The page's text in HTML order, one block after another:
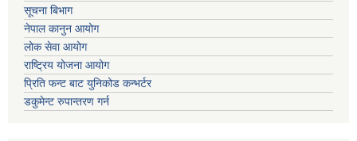
सूचना बिभाग
नेपाल कानुन आयोग
लोक सेवा आयोग
राष्ट्रिय योजना आयोग
प्रिति फन्ट बाट युनिकोड कन्भर्टर
डकुमेन्ट रुपान्तरण गर्न